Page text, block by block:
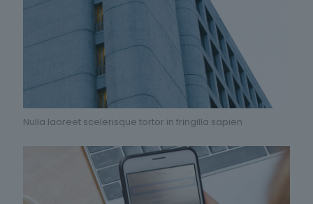
Nulla laoreet scelerisque tortor in fringilla sapien